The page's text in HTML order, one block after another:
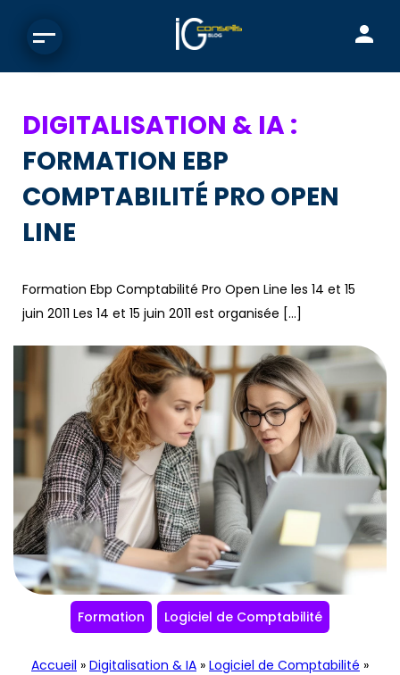
DIGITALISATION & IA :
FORMATION EBP
COMPTABILITÉ PRO OPEN
LINE
Formation Ebp Comptabilité Pro Open Line les 14 et 15
juin 2011 Les 14 et 15 juin 2011 est organisée […]
Formation Logiciel de Comptabilité
Accueil » Digitalisation & IA » Logiciel de Comptabilité »